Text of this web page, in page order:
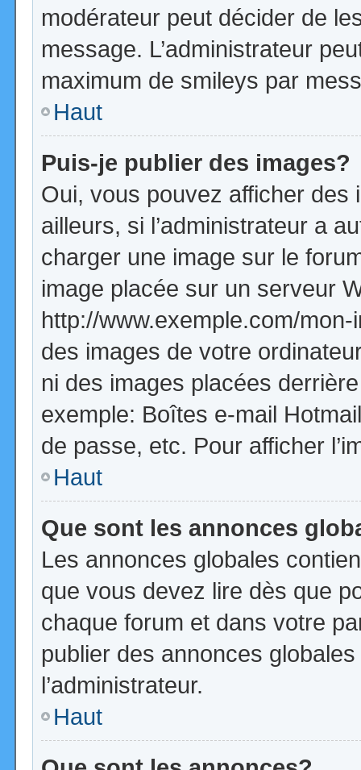
modérateur peut décider de
message. L’administrateur
maximum de smileys par
Haut
Puis-je publier des images?
Oui, vous pouvez afficher
ailleurs, si l’administrateur a
charger une image sur le
image placée sur un serveur
http://www.exemple.com/
des images de votre
ni des images placées
exemple: Boîtes e-mail
de passe, etc. Pour afficher
Haut
Que sont les annonces
Les annonces globales
que vous devez lire dès que
chaque forum et dans votre
publier des annonces
l’administrateur.
Haut